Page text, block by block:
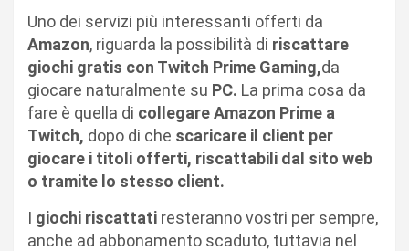
Uno dei servizi più interessanti offerti da
Amazon, riguarda la possibilità di riscattare
giochi gratis con Twitch Prime Gaming,da
giocare naturalmente su PC. La prima cosa da
fare è quella di collegare Amazon Prime a
Twitch, dopo di che scaricare il client per
giocare i titoli offerti, riscattabili dal sito web
o tramite lo stesso client.
I giochi riscattati resteranno vostri per sempre,
anche ad abbonamento scaduto, tuttavia nel